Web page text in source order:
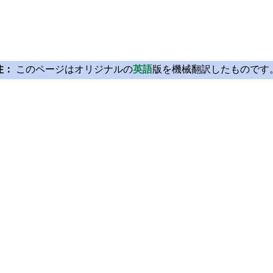
このページはオリジナルの英語版を機械翻訳したものです。